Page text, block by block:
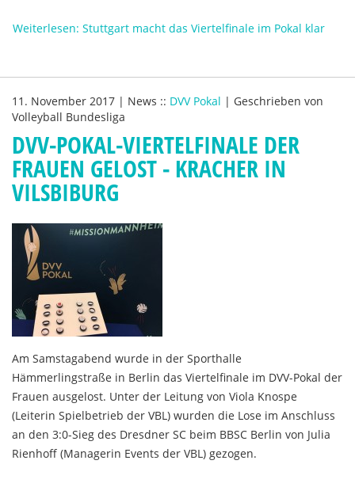
Weiterlesen: Stuttgart macht das Viertelfinale im Pokal klar
11. November 2017 | News :: DVV Pokal | Geschrieben von
Volleyball Bundesliga
DVV-POKAL-VIERTELFINALE DER
FRAUEN GELOST - KRACHER IN
VILSBIBURG
Am Samstagabend wurde in der Sporthalle
Hämmerlingstraße in Berlin das Viertelfinale im DVV-Pokal der
Frauen ausgelost. Unter der Leitung von Viola Knospe
(Leiterin Spielbetrieb der VBL) wurden die Lose im Anschluss
an den 3:0-Sieg des Dresdner SC beim BBSC Berlin von Julia
Rienhoff (Managerin Events der VBL) gezogen.